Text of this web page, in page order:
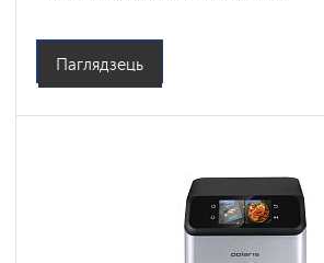
Праграмы падрыхтоўкі: пирог,
овощи, картофель фри, мясо, рыба,
Паглядзець